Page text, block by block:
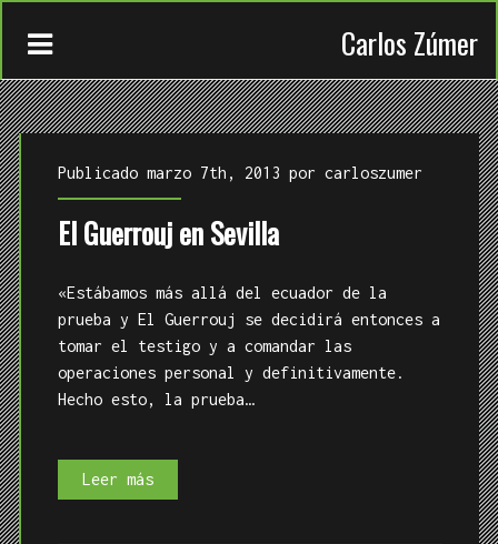
Carlos Zúmer
TRABAJOS
QUIÉN
Publicado marzo 7th, 2013 por carloszumer
El Guerrouj en Sevilla
«Estábamos más allá del ecuador de la
prueba y El Guerrouj se decidirá entonces a
tomar el testigo y a comandar las
operaciones personal y definitivamente.
Hecho esto, la prueba…
Leer másEl